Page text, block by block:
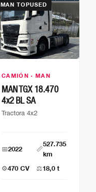
MAN TOPUSED
CAMIÓN · MAN
MAN TGX 18.470
4x2 BL SA
Tractora 4x2
📅2022 📏
527.735
km
⚙️470 CV ⚖️18,0 t